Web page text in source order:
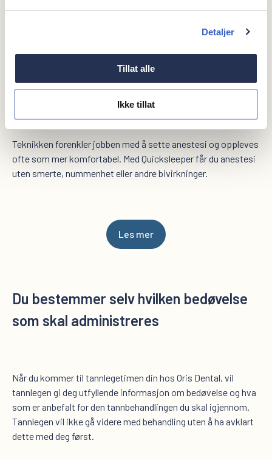
Detaljer
Tillat alle
Ikke tillat
tennene dine blir bedøvet. Du slipper altså å miste følelsen i
instrumentet roterer slik at stikket ikke skal kjennes. Én
injeksjon holder til å bedøve opptil seks tenner.
Teknikken forenkler jobben med å sette anestesi og oppleves
ofte som mer komfortabel. Med Quicksleeper får du anestesi
uten smerte, nummenhet eller andre bivirkninger.
Les mer
Du bestemmer selv hvilken bedøvelse
som skal administreres
Når du kommer til tannlegetimen din hos Oris Dental, vil
tannlegen gi deg utfyllende informasjon om bedøvelse og hva
som er anbefalt for den tannbehandlingen du skal igjennom.
Tannlegen vil ikke gå videre med behandling uten å ha avklart
dette med deg først.